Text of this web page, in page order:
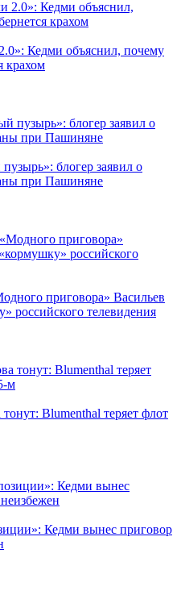
Кедми объяснил, почему
крахом
блогер заявил о
при Пашиняне
приговора» Васильев
российского телевидения
Blumenthal теряет флот
Кедми вынес приговор